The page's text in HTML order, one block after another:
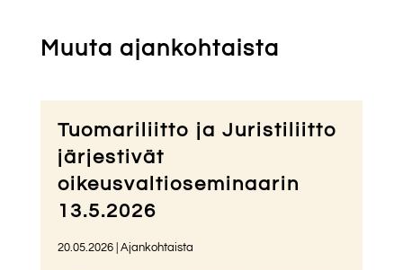
Muuta ajankohtaista
Tuomariliitto ja Juristiliitto
järjestivät
oikeusvaltioseminaarin
13.5.2026
20.05.2026| Ajankohtaista